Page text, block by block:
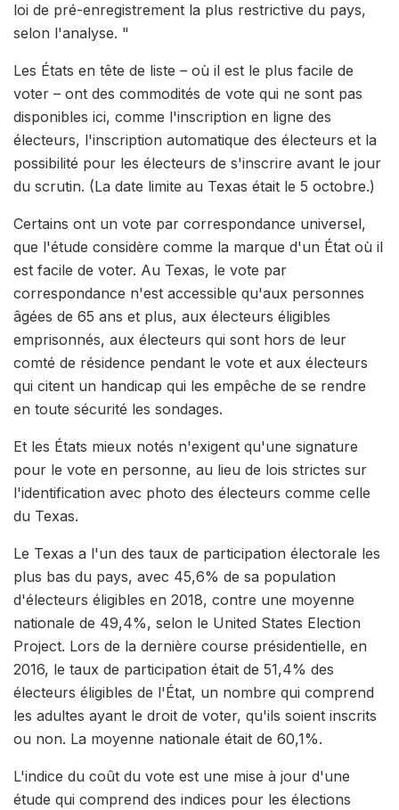
loi de pré-enregistrement la plus restrictive du pays,
selon l'analyse. "
Les États en tête de liste – où il est le plus facile de
voter – ont des commodités de vote qui ne sont pas
disponibles ici, comme l'inscription en ligne des
électeurs, l'inscription automatique des électeurs et la
possibilité pour les électeurs de s'inscrire avant le jour
du scrutin. (La date limite au Texas était le 5 octobre.)
Certains ont un vote par correspondance universel,
que l'étude considère comme la marque d'un État où il
est facile de voter. Au Texas, le vote par
correspondance n'est accessible qu'aux personnes
âgées de 65 ans et plus, aux électeurs éligibles
emprisonnés, aux électeurs qui sont hors de leur
comté de résidence pendant le vote et aux électeurs
qui citent un handicap qui les empêche de se rendre
en toute sécurité les sondages.
Et les États mieux notés n'exigent qu'une signature
pour le vote en personne, au lieu de lois strictes sur
l'identification avec photo des électeurs comme celle
du Texas.
Le Texas a l'un des taux de participation électorale les
plus bas du pays, avec 45,6% de sa population
d'électeurs éligibles en 2018, contre une moyenne
nationale de 49,4%, selon le United States Election
Project. Lors de la dernière course présidentielle, en
2016, le taux de participation était de 51,4% des
électeurs éligibles de l'État, un nombre qui comprend
les adultes ayant le droit de voter, qu'ils soient inscrits
ou non. La moyenne nationale était de 60,1%.
L'indice du coût du vote est une mise à jour d'une
étude qui comprend des indices pour les élections